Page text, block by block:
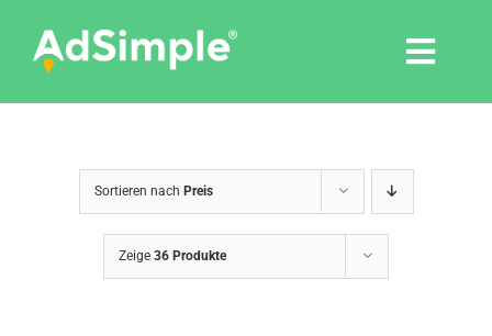
content
Pressemitteilungen
Sortieren nach Preis
Zeige 36 Produkte